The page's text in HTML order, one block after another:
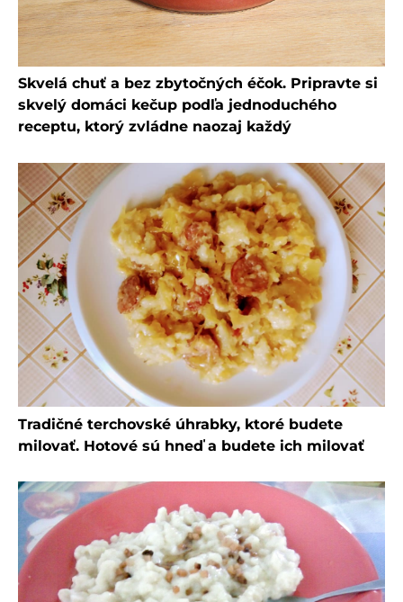
Skvelá chuť a bez zbytočných éčok. Pripravte si
skvelý domáci kečup podľa jednoduchého
receptu, ktorý zvládne naozaj každý
Tradičné terchovské úhrabky, ktoré budete
milovať. Hotové sú hneď a budete ich milovať